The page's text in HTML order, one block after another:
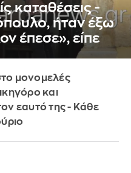
καταθέσεις -
ήταν έξω
έπεσε», είπε
μονομελές
και
εαυτό της - Κάθε